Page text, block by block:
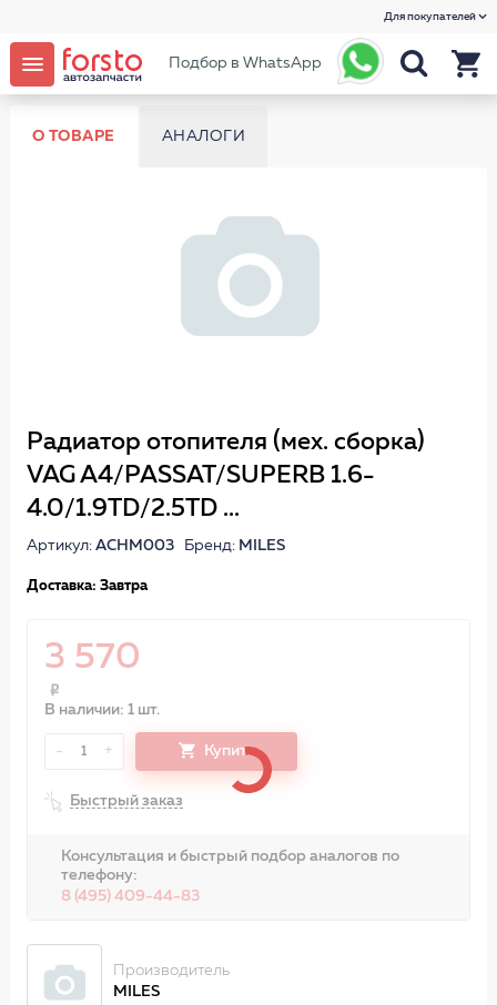
Для покупателей
Подбор в WhatsApp
О ТОВАРЕ АНАЛОГИ
Радиатор отопителя (мех. сборка)
VAG A4/PASSAT/SUPERB 1.6-
4.0/1.9TD/2.5TD ...
Артикул: ACHM003Бренд: MILES
Доставка: Завтра
3 570
В наличии: 1 шт.
- 1 + Купить
Быстрый заказ
Консультация и быстрый подбор аналогов по
телефону:
8 (495) 409-44-83
Производитель
MILES